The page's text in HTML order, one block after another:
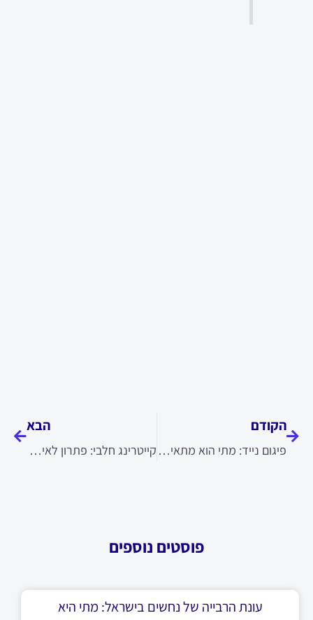
הקודם
פיגום נייד: מתי הוא מתאים לעבודות בנייה
הבא
קייטרינג חלבי: פתרון לאירועים פרטיים
פוסטים נוספים
עונת הרבייה של נחשים בישראל: מתי היא